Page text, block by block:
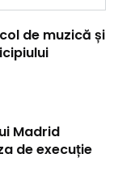
de muzică și
Madrid
de execuție